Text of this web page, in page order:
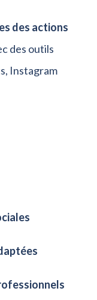
des actions
des outils
Instagram